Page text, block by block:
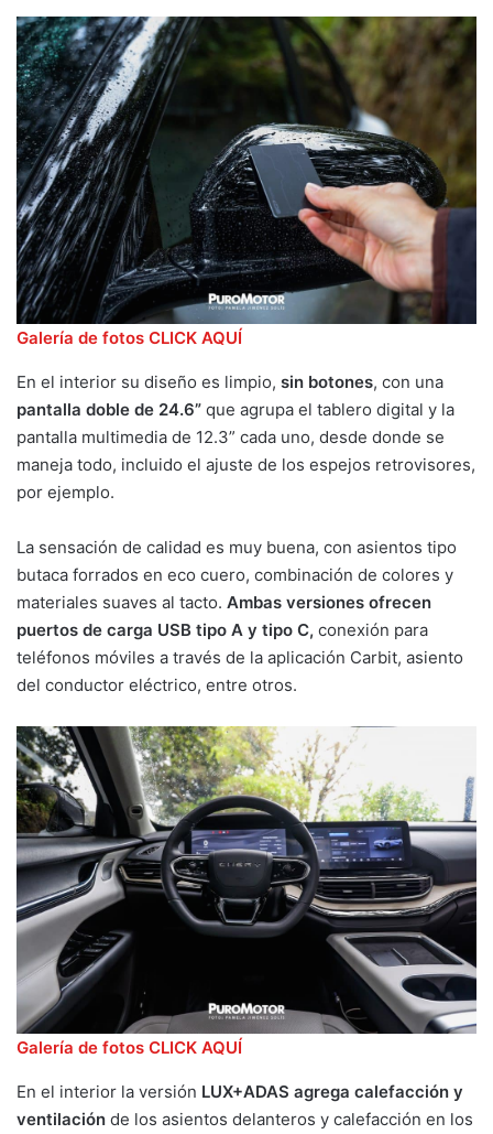
Galería de fotos CLICK AQUÍ
En el interior su diseño es limpio, sin botones, con una
pantalla doble de 24.6” que agrupa el tablero digital y la
pantalla multimedia de 12.3” cada uno, desde donde se
maneja todo, incluido el ajuste de los espejos retrovisores,
por ejemplo.
La sensación de calidad es muy buena, con asientos tipo
butaca forrados en eco cuero, combinación de colores y
materiales suaves al tacto. Ambas versiones ofrecen
puertos de carga USB tipo A y tipo C, conexión para
teléfonos móviles a través de la aplicación Carbit, asiento
del conductor eléctrico, entre otros.
Galería de fotos CLICK AQUÍ
En el interior la versión LUX+ADAS agrega calefacción y
ventilación de los asientos delanteros y calefacción en los